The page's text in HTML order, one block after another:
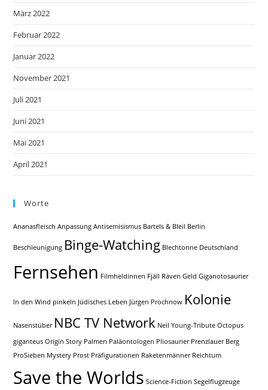
März 2022
Februar 2022
Januar 2022
November 2021
Juli 2021
Juni 2021
Mai 2021
April 2021
Worte
Ananasfleisch Anpassung Antisemisismus Bartels & Bleil Berlin
Beschleunigung Binge-Watching Blechtonne Deutschland
Fernsehen Filmheldinnen Fjäll Räven Geld Giganotosaurier
In den Wind pinkeln Jüdisches Leben Jürgen Prochnow Kolonie
Nasenstüber NBC TV Network Neil Young-Tribute Octopus
giganteus Origin Story Palmen Paläontologen Pliosaurier Prenzlauer Berg
ProSieben Mystery Prost Präfigurationen Raketenmänner Reichtum
Save the Worlds Science-Fiction Segelflugzeuge